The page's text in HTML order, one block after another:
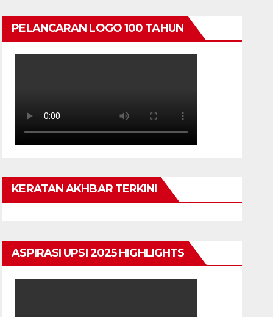
PELANCARAN LOGO 100 TAHUN
KERATAN AKHBAR TERKINI
ASPIRASI UPSI 2025 HIGHLIGHTS